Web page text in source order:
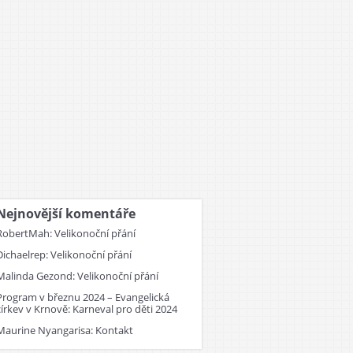
komentáře
:Velikonoční přání
:Velikonoční přání
Gezond:Velikonoční přání
v březnu 2024 – Evangelická
v Krnově: Karneval pro děti 2024
Nyangarisa: Kontakt